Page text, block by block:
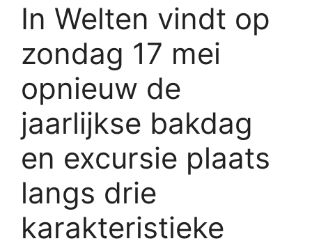
In Welten vindt op
zondag 17 mei
opnieuw de
jaarlijkse bakdag
en excursie plaats
langs drie
karakteristieke